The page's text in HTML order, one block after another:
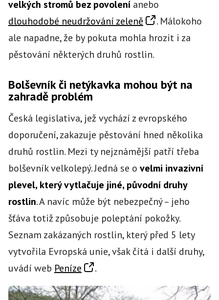
velkých stromů bez povoleníanebo
dlouhodobé neudržování zeleně
. Málokoho
ale napadne, že by pokuta mohla hrozit i za
pěstování některých druhů rostlin.
Bolševník či netýkavka mohou být na
zahradě problém
Česká legislativa, jež vychází z evropského
doporučení, zakazuje pěstování hned několika
druhů rostlin. Mezi ty nejznámější patří třeba
bolševník velkolepý. Jedná se o velmi invazivní
plevel, který vytlačuje jiné, původní druhy
rostlin. A navíc může být nebezpečný – jeho
šťáva totiž způsobuje poleptání pokožky.
Seznam zakázaných rostlin, který před 5 lety
vytvořila Evropská unie, však čítá i další druhy,
uvádí web Peníze .